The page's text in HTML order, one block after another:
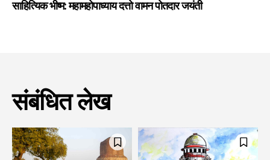
साहित्यिक भीष्म: महामहोपाध्याय दत्तो वामन पोतदार जयंती
संबंधित लेख